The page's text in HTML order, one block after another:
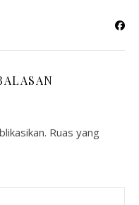
Ruas yang